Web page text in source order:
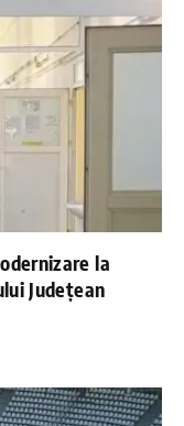
la
Județean